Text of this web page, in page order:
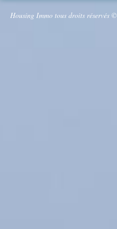
Housing Immo tous droits réservés ©